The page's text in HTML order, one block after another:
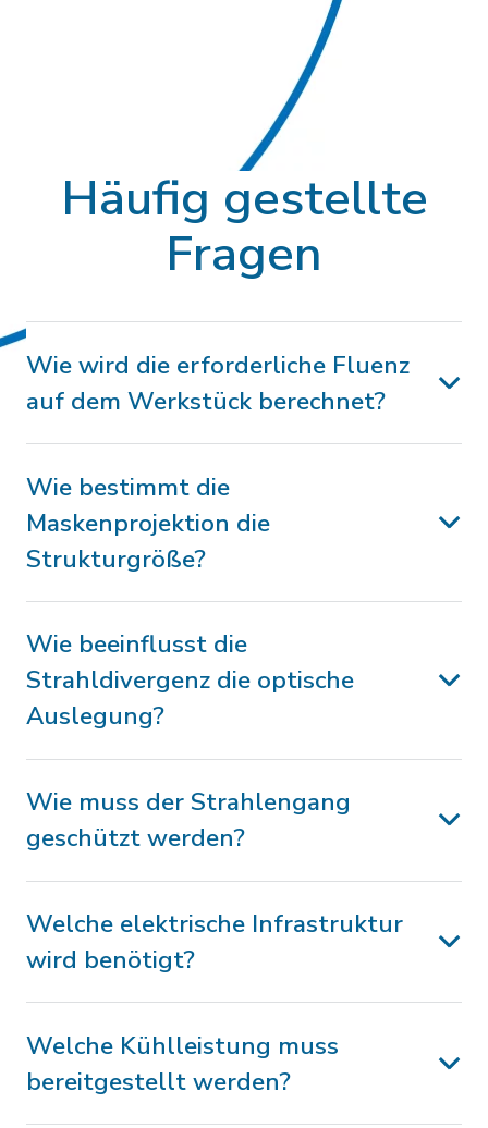
Häufig gestellte
Fragen
Wie wird die erforderliche Fluenz
auf dem Werkstück berechnet?
Wie bestimmt die
Maskenprojektion die
Strukturgröße?
Wie beeinflusst die
Strahldivergenz die optische
Auslegung?
Wie muss der Strahlengang
geschützt werden?
Welche elektrische Infrastruktur
wird benötigt?
Welche Kühlleistung muss
bereitgestellt werden?